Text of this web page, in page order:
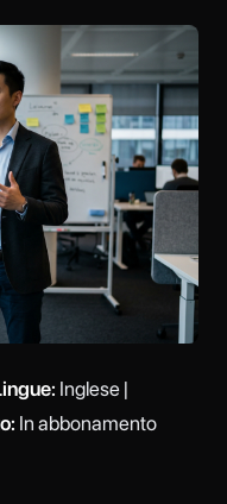
Inglese |
In abbonamento